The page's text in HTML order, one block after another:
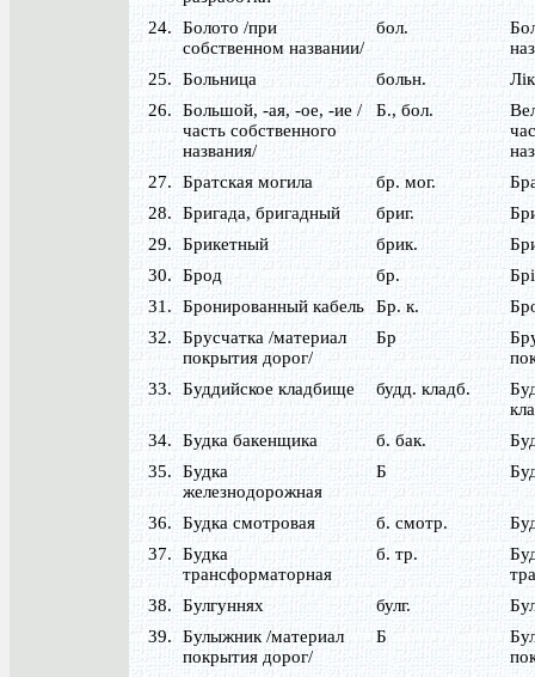
24.
Болото /при
собственном названии/
бол.
25.
Больница больн.
26.
Большой, -ая, -ое, -ие /
часть собственного
названия/
Б., бол.
27.
Братская могила бр. мог.
28.
Бригада, бригадный бриг.
29.
Брикетный брик.
30.
Брод бр.
31.
Бронированный кабель Бр. к.
32.
Брусчатка /материал
покрытия дорог/
Бр
33.
Буддийское кладбище будд. кладб.
34.
Будка бакенщика б. бак.
35.
Будка
железнодорожная
Б
36. Будка смотровая б. смотр.
37.
Будка
трансформаторная
б. тр.
38.
Булгуннях булг.
39.
Булыжник /материал
покрытия дорог/
Б